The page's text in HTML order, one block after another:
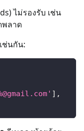
ไม่รองรับ เช่น
พลาด
ช่นกัน:
] ,